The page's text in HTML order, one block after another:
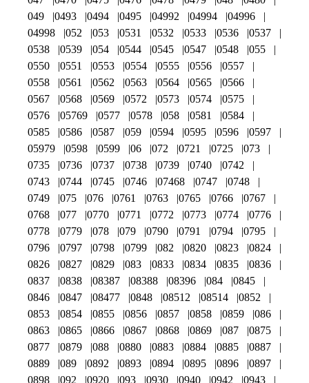
049
0493 0494 0495 04992 04994
04996
04998
052 053 0531 0532 0533 0536
0537
0538
0539 054 0544 0545 0547 0548
055
0550
0551 0553 0554 0555 0556
0557
0558
0561 0562 0563 0564 0565
0566
0567
0568 0569 0572 0573 0574
0575
0576
05769 0577 0578 058 0581
0584
0585
0586 0587 059 0594 0595 0596
0597
05979
0598 0599 06 072 0721 0725
073
0735
0736 0737 0738 0739 0740
0742
0743
0744 0745 0746 07468 0747
0748
0749
075 076 0761 0763 0765 0766
0767
0768
077 0770 0771 0772 0773 0774
0776
0778
0779 078 079 0790 0791 0794
0795
0796
0797 0798 0799 082 0820 0823
0824
0826
0827 0829 083 0833 0834 0835
0836
0837
0838 08387 08388 08396 084
0845
0846
0847 08477 0848 08512 08514
0852
0853
0854 0855 0856 0857 0858 0859
086
0863
0865 0866 0867 0868 0869 087
0875
0877
0879 088 0880 0883 0884 0885
0887
0889
089 0892 0893 0894 0895 0896
0897
0898
092 0920 093 0930 0940 0942
0943